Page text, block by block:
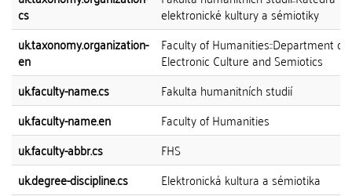
cs
elektronické kultury a sémiotiky
uk.taxonomy.organization-
en
Faculty of Humanities::Department of
Electronic Culture and Semiotics
uk.faculty-name.cs
Fakulta humanitních studií
uk.faculty-name.en
Faculty of Humanities
uk.faculty-abbr.cs
FHS
uk.degree-discipline.cs
Elektronická kultura a sémiotika